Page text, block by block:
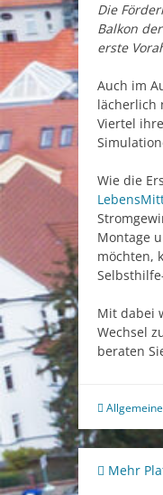
Die
Balkon
erste
Auch im
lächerlich
Viertel
Wie die
Montage
möchten,
Mit dabei
Wechsel
beraten
Mehr